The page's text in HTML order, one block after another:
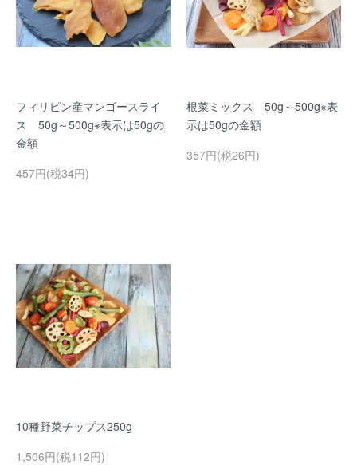
フィリピン産マンゴースライ
ス 50g～500g※表示は50gの
金額
457円(税34円)
根菜ミックス 50g～500g※表
示は50gの金額
357円(税26円)
10種野菜チップス250g
1,506円(税112円)